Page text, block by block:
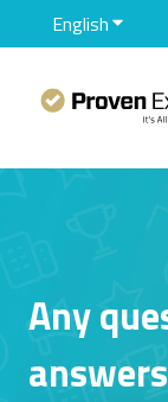
EnglishShow
Any